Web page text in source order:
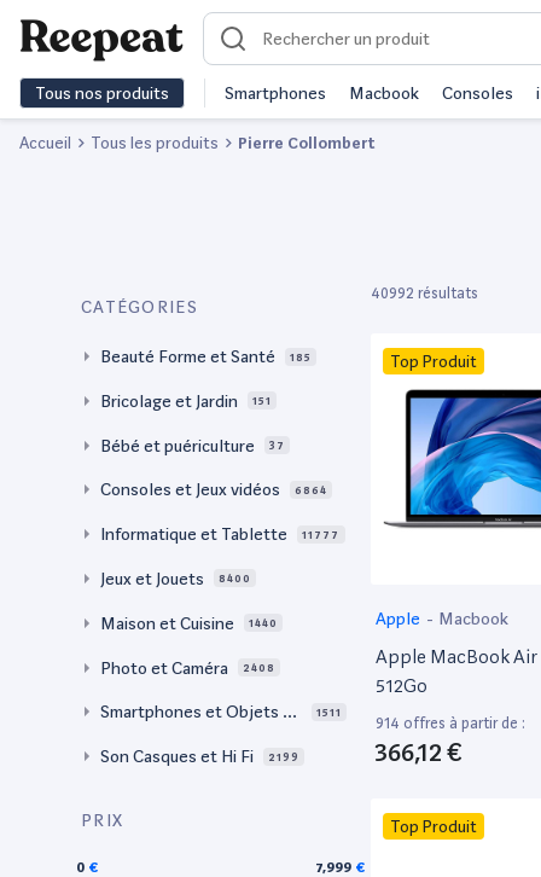
Tous nos produits Smartphones Macbook Consoles
Accueil Tous les produits Pierre Collombert
CATÉGORIES
Beauté Forme et Santé 185
Bricolage et Jardin 151
Bébé et puériculture 37
Consoles et Jeux vidéos 6864
Informatique et Tablette 11777
Jeux et Jouets 8400
Maison et Cuisine 1440
Photo et Caméra 2408
Smartphones et Objets co
1511
Son Casques et Hi Fi 2199
PRIX
0 7,999
40992 résultats
Top Produit
Apple - Macbook
Apple MacBook Air
512Go
914 offres à partir de :
366,12 €
Top Produit